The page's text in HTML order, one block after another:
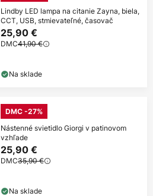
Lindby LED lampa na citanie Zayna, biela,
CCT, USB, stmievateľné, časovač
25,90 €
DMC41,90 €
Na sklade
DMC -27%
Nástenné svietidlo Giorgi v patinovom
vzhľade
25,90 €
DMC35,90 €
Na sklade